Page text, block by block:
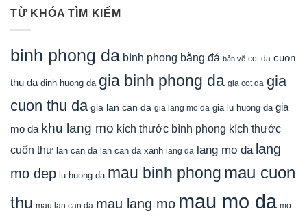
TỪ KHÓA TÌM KIẾM
binh phong da bình phong bằng đá bản vẽ cot da cuon
thu da dinh huong da gia binh phong da gia cot da gia
cuon thu da gia lan can da gia lang mo da gia lu huong da gia
mo da khu lang mo kích thước bình phong kích thước
cuốn thư lan can da lan can da xanh lang da lang mo da lang
mo dep lu huong da mau binh phong mau cuon
thu mau lan can da mau lang mo mau mo da mo